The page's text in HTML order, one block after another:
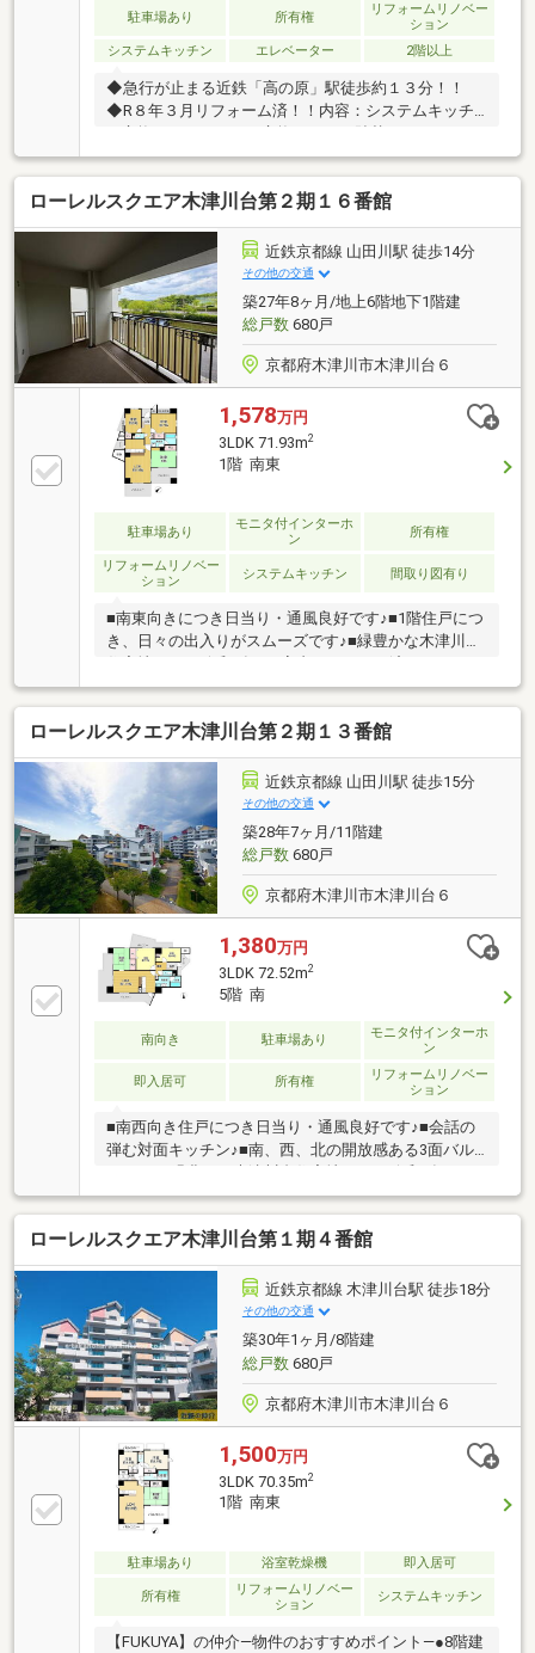
駐車場あり 所有権
リフォームリノベー
ション
システムキッチン
エレベーター 2階以上
◆急行が止まる近鉄「高の原」駅徒歩約１３分！！
◆R８年３月リフォーム済！！内容：システムキッチ
ング施工 トイレ交換 ウォシュレット取付 フロア
タイル上貼り 畳表替 襖貼替 洗濯水栓交換 CF張
替 建具調整工事 ハウスクリーニング他◆南北バル
コニー◆エレベーター停止階住戸◆オートロック付き
マンション◆セントラル給湯暖房システム◆カウンタ
ーキッチン！！※管理費・修繕積立金・駐車場料金・
その他料金等及び駐車場の空き状況は、随時変動する
場合があります。２沿線以上利用可、山が見える、市
街地が近い、内装リフォーム、南向き、システムキッ
チン、陽当り良好、全居
ローレルスクエア木津川台第２期１６番館
近鉄京都線 山田川駅 徒歩14分
その他の交通
築27年8ヶ月/地上6階地下1階建
総戸数680戸
京都府木津川市木津川台６
1,578万円
3LDK 71.93m2
1階 南東
駐車場あり
モニタ付インターホ
ン
所有権
リフォームリノベー
ション
システムキッチン 間取り図有り
■南東向きにつき日当り・通風良好です♪■1階住戸につ
き、日々の出入りがスムーズです♪■緑豊かな木津川台
リフォーム内容 ・システムキッチン交換 ・ユニッ
トバス交換 ・クロス張替 ・一部エコカラット施
工 ・クッションフロア張替 ・ウォシュレット取
付 ・フロアタイル上張 ・シャンプードレッサー交
換 ・畳表替 ・カワック入替 ・襖張替 ・ハウス
クリーニング等
ローレルスクエア木津川台第２期１３番館
近鉄京都線 山田川駅 徒歩15分
その他の交通
築28年7ヶ月/11階建
総戸数680戸
京都府木津川市木津川台６
1,380万円
3LDK 72.52m2
5階 南
南向き 駐車場あり
モニタ付インターホ
ン
即入居可 所有権
リフォームリノベー
ション
■南西向き住戸につき日当り・通風良好です♪■会話の
弾む対面キッチン♪■南、西、北の開放感ある3面バル
コニー♪■緑豊かな木津川台住宅地です♪■令和4年5月リ
フォーム済♪ ●リフォーム内容 ・システムキッチン
交換 ・ユニットバス交換 ・トイレ交換 ・洗面化
粧台交換 ・クロス全室張替 ・畳表替 ・襖張替
え ・令和8年4月ハウスクリーニング済
ローレルスクエア木津川台第１期４番館
近鉄京都線 木津川台駅 徒歩18分
その他の交通
築30年1ヶ月/8階建
総戸数680戸
京都府木津川市木津川台６
1,500万円
3LDK 70.35m2
1階 南東
駐車場あり 浴室乾燥機 即入居可
所有権
リフォームリノベー
ション
システムキッチン
【FUKUYA】の仲介―物件のおすすめポイント―●8階建